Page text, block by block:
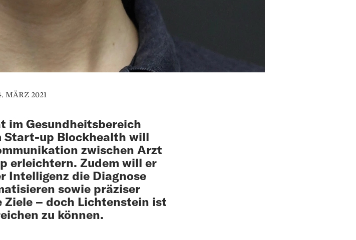
MÄRZ 2021
im Gesundheitsbereich
Start-up Blockhealth will
zwischen Arzt
erleichtern. Zudem will er
Intelligenz die Diagnose
sowie präziser
– doch Lichtenstein ist
zu können.